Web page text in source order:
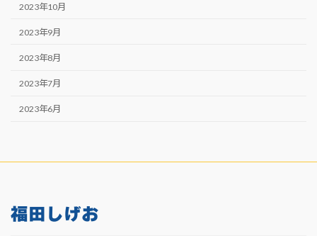
2023年10月
2023年9月
2023年8月
2023年7月
2023年6月
福田しげお